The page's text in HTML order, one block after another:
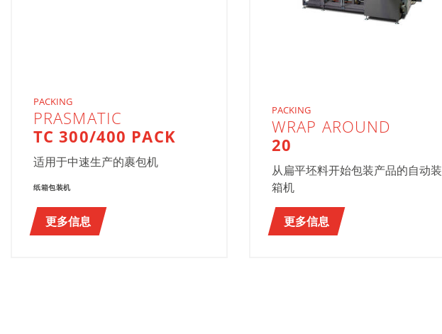
PACKING
PRASMATIC
TC 300/400 PACK
适用于中速生产的裹包机
纸箱包装机
更多信息
PACKING
WRAP AROUND
20
从扁平坯料开始包装产品的自动装
箱机
更多信息